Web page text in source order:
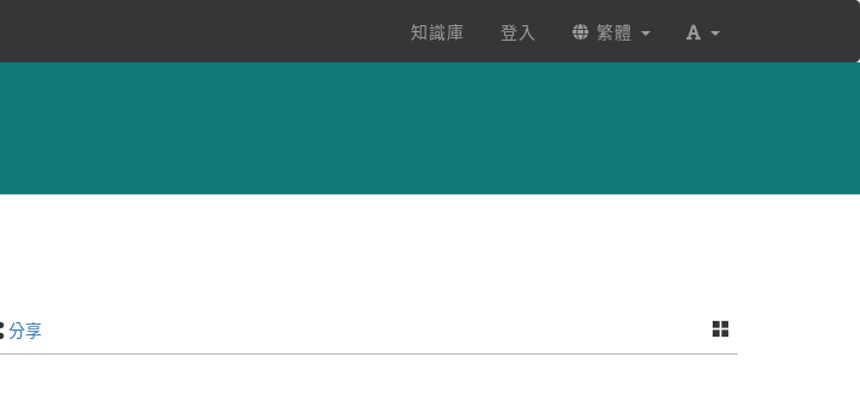
知識庫 登入 繁體
分享